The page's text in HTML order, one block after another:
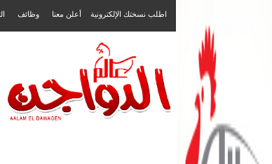
اطلب نسختك الإلكترونية أعلن معنا وظائف